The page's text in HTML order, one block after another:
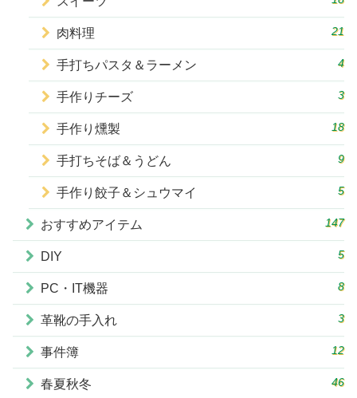
肉料理 21
手打ちパスタ＆ラーメン 4
手作りチーズ 3
手作り燻製 18
手打ちそば＆うどん 9
手作り餃子＆シュウマイ 5
おすすめアイテム 147
DIY 5
PC・IT機器 8
革靴の手入れ 3
事件簿 12
春夏秋冬 46